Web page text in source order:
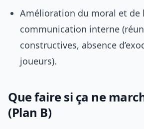
Amélioration du moral et de
communication interne
constructives, absence
joueurs).
Que faire si ça ne
(Plan B)